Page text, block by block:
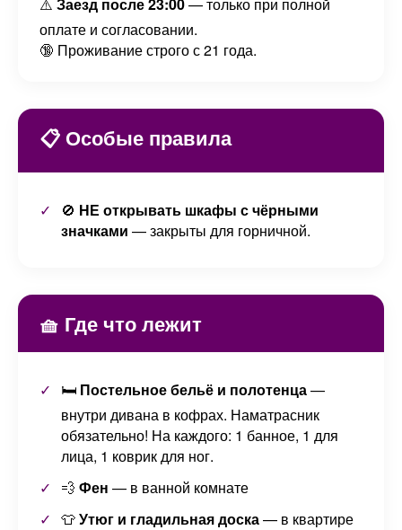
оплате и согласовании.
🔞 Проживание строго с 21 года.
📋 Особые правила
🚫 НЕ открывать шкафы с чёрными
значками — закрыты для горничной.
🧺 Где что лежит
🛏️ Постельное бельё и полотенца—
внутри дивана в кофрах. Наматрасник
обязательно! На каждого: 1 банное, 1 для
лица, 1 коврик для ног.
💨 Фен — в ванной комнате
👕Утюг и гладильная доска— в квартире